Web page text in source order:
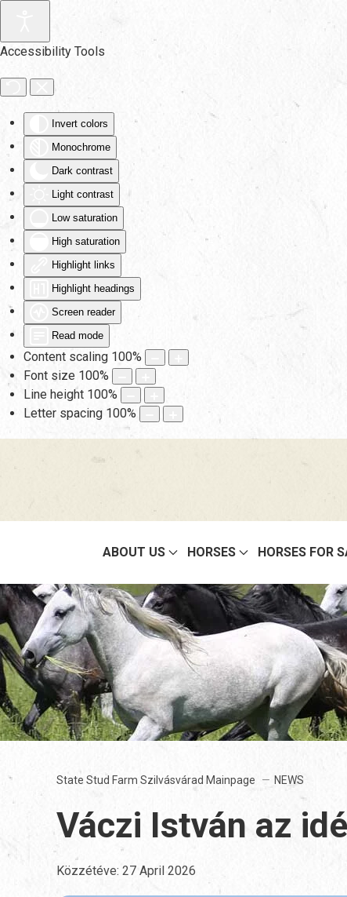
Accessibility Tools
Invert colors
Monochrome
Dark contrast
Light contrast
Low saturation
High saturation
Highlight links
Highlight headings
Screen reader
Read mode
Content scaling 100%
Font size 100%
Line height 100%
Letter spacing 100%
Skip to main content
ABOUT US HORSES HORSES FOR
State Stud Farm Szilvásvárad Mainpage NEWS
Váczi István az
Közzétéve: 27 April 2026